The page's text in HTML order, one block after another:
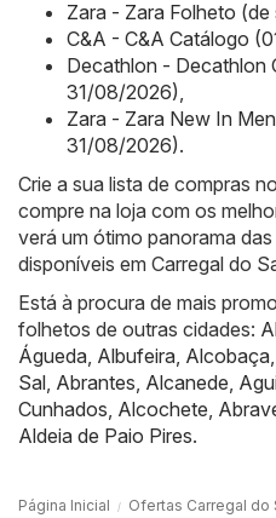
Zara - Zara Folheto
C&A - C&A Catálogo
Decathlon -
31/08/2026),
Zara - Zara New In
31/08/2026).
Crie a sua lista de compras
compre na loja com os
verá um ótimo panorama
disponíveis em Carregal do
Está à procura de mais
folhetos de outras cidades:
Águeda, Albufeira, Alcobaça,
Sal, Abrantes, Alcanede,
Cunhados, Alcochete,
Aldeia de Paio Pires.
Página Inicial Ofertas Carregal do